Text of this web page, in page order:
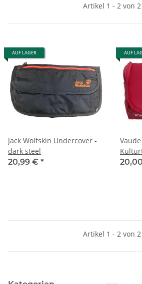
Artikel 1 - 2 von 2
AUF LAGER
Jack Wolfskin Undercover -
dark steel
20,99 € *
AUF
Artikel 1 - 2 von 2